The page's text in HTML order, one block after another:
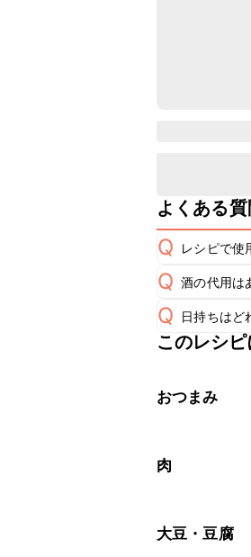
よくある質
Q レシピで使
A
Q 酒の代用は
A
Q 日持ちはど
保存期間
※日持ちは
このレシ
おつまみ
肉
大豆・豆腐